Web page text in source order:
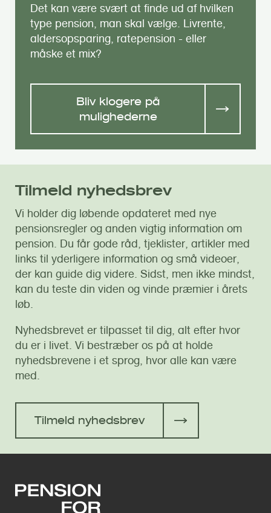
Det kan være svært at finde ud af hvilken
type pension, man skal vælge. Livrente,
aldersopsparing, ratepension - eller
måske et mix?
Bliv klogere på
mulighederne
Tilmeld nyhedsbrev
Vi holder dig løbende opdateret med nye
pensionsregler og anden vigtig information om
pension. Du får gode råd, tjeklister, artikler med
links til yderligere information og små videoer,
der kan guide dig videre. Sidst, men ikke mindst,
kan du teste din viden og vinde præmier i årets
løb.
Nyhedsbrevet er tilpasset til dig, alt efter hvor
du er i livet. Vi bestræber os på at holde
nyhedsbrevene i et sprog, hvor alle kan være
med.
Tilmeld nyhedsbrev